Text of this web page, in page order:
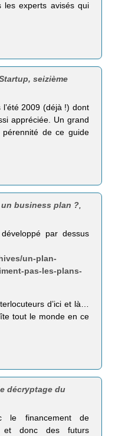
les experts avisés qui
seizième
2009 (déjà !) dont
appréciée. Un grand
de ce guide
business plan ?
par dessus
un-plan-
pas-les-plans-
d’ici et là…
tout le monde en ce
décryptage du
le financement de
et donc des futurs